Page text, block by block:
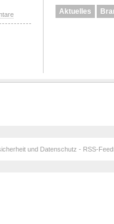
Aktuelles
und Datenschutz - RSS-